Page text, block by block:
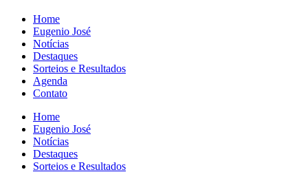
Home
Eugenio José
Notícias
Destaques
Sorteios e Resultados
Agenda
Contato
Home
Eugenio José
Notícias
Destaques
Sorteios e Resultados